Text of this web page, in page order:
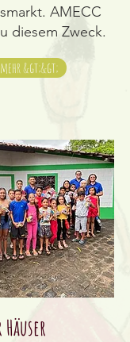
AMECC
diesem Zweck.
&gt;&gt;
Häuser